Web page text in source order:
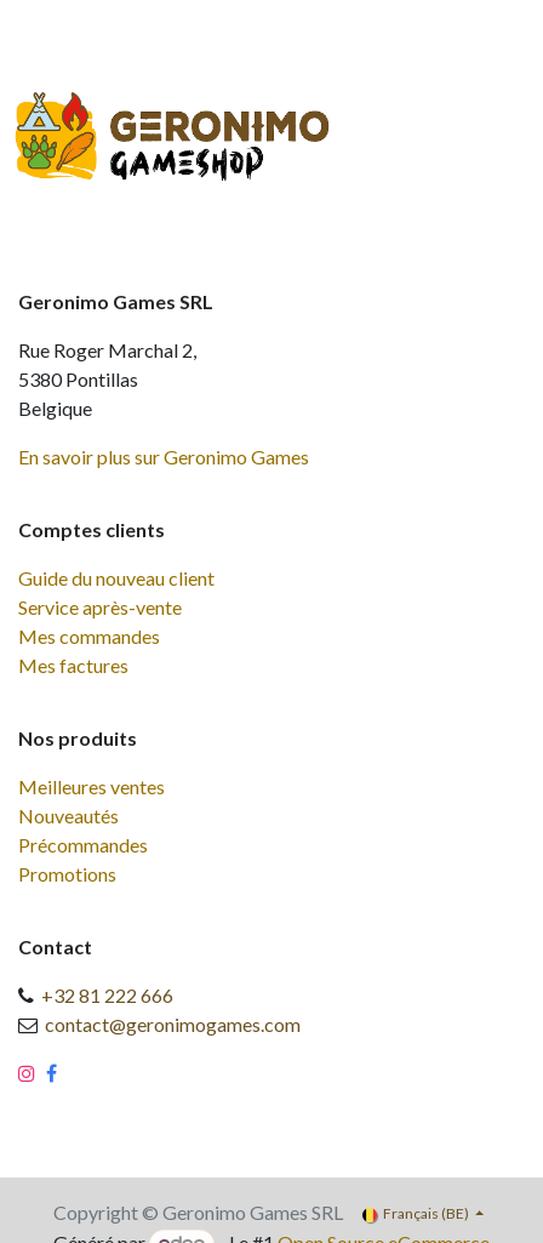
Comptes clients
Guide du nouveau client
Service après-vente
Mes commandes
Mes factures
Nos produits
Meilleures ventes
Nouveautés
Précommandes
Promotions
Contact
+32 81 222 666
contact@geronimogames.com
Geronimo Games SRL
Rue Roger Marchal 2,
5380 Pontillas
Belgique
En savoir plus sur Geronimo Games
Copyright © Geronimo Games SRL Français (BE)